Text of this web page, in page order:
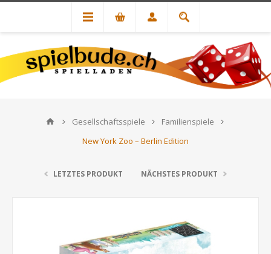
Gesellschaftsspiele
Familienspiele
New York Zoo – Berlin Edition
LETZTES PRODUKT NÄCHSTES PRODUKT